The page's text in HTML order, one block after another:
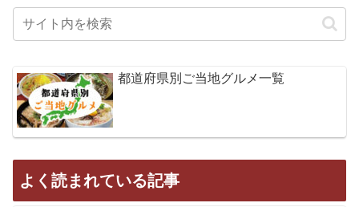
都道府県別ご当地グルメ一覧
よく読まれている記事